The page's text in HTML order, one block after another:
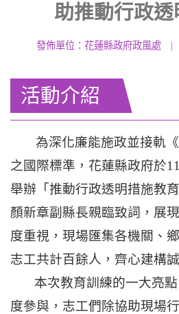
助推動行政
發佈單位：花蓮縣政府政風處 |
活動介紹
為深化廉能施政並接軌
之國際標準，花蓮縣政府於
舉辦「推動行政透明措施教
顏新章副縣長親臨致詞，展
度重視，現場匯集各機關、
志工共計百餘人，齊心建構
本次教育訓練的一大亮點
度參與，志工們除協助現場